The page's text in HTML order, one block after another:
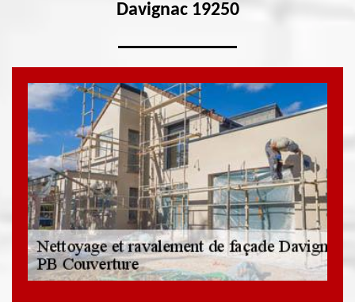
Davignac 19250